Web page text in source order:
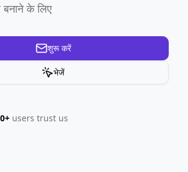
के लिए
शुरू करें
भेजें
users trust us